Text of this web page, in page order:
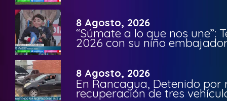
8 Agosto, 2026
“Súmate a lo que nos une”:
2026 con su niño
8 Agosto, 2026
En Rancagua, Detenido por
recuperación de tres